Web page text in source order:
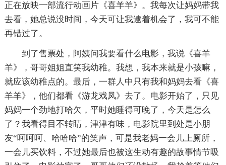
正在放映一部流行动画片《喜羊羊》。我每次让妈妈带我
去看，她总说没时间，今天可让我逮着机会了，我可不能
再错过了。
到了售票处，阿姨问我要看什么电影，我说《喜羊
羊》，哥哥姐姐直笑我幼稚。我想，我本来就是小孩嘛，
就应该幼稚点的。最后，一群人中只有我和妈妈去看《喜
羊羊》，他们都看《游龙戏凤》去了。电影开始了，只见
妈妈一个劲地打哈欠，平时她睡得可晚了，今天是怎么
了？我看得目不转睛，津津有味，电影院里到处是小朋
友“呵呵呵、哈哈哈”的笑声，可是我老妈一会儿上厕所，
一会儿买饮料，不过她最后也被这生动有趣的故事情节吸